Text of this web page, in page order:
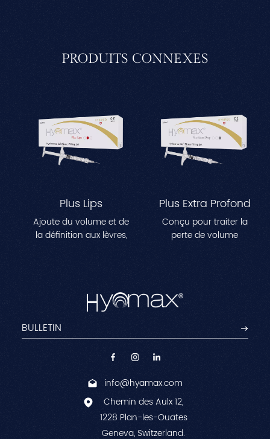
PRODUITS CONNEXES
Plus Lips
Ajoute du volume et de
la définition aux lèvres,
lèvres et obtenir un
effet repulpé naturel.
Plus Extra Profond
Conçu pour traiter la
perte de volume
contours du visage tout
apparence jeune et
info@hyamax.com
Chemin des Aulx 12,
1228 Plan-les-Ouates
Geneva, Switzerland.